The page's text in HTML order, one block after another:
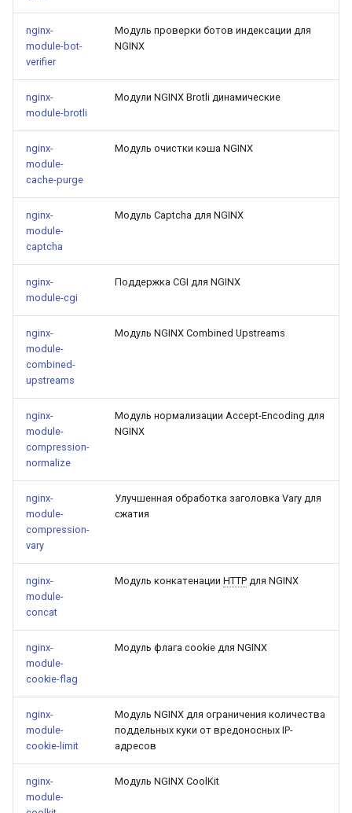
influx
ini
injection
iputils
jsonrpc-batch
jump-consistent-hash
jwt-verification
jwt
kafka
libcjson
libr3
limit-rate
limit-traffic
lmdb
locations
lock
logger-socket
macaroons
nginx-
module-bot-
verifier
Модуль проверки ботов индексации для
NGINX
nginx-
module-brotli
Модули NGINX Brotli динамические
nginx-
module-
cache-purge
Модуль очистки кэша NGINX
nginx-
module-
captcha
Модуль Captcha для NGINX
nginx-
module-cgi
Поддержка CGI для NGINX
nginx-
module-
combined-
upstreams
Модуль NGINX Combined Upstreams
nginx-
module-
compression-
normalize
Модуль нормализации Accept-Encoding для
NGINX
nginx-
module-
compression-
vary
Улучшенная обработка заголовка Vary для
сжатия
nginx-
module-
concat
Модуль конкатенации HTTP для NGINX
nginx-
module-
cookie-flag
Модуль флага cookie для NGINX
nginx-
module-
cookie-limit
Модуль NGINX для ограничения количества
поддельных куки от вредоносных IP-
адресов
nginx-
module-
Модуль NGINX CoolKit